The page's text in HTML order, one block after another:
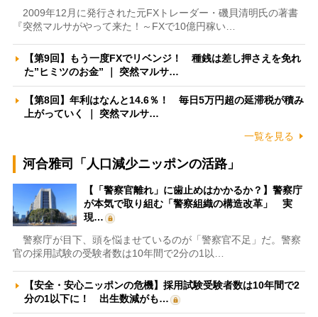
2009年12月に発行された元FXトレーダー・磯貝清明氏の著書
『突然マルサがやって来た！～FXで10億円稼い…
【第9回】もう一度FXでリベンジ！ 種銭は差し押さえを免れ
た”ヒミツのお金” ｜ 突然マルサ…
【第8回】年利はなんと14.6％！ 毎日5万円超の延滞税が積み
上がっていく ｜ 突然マルサ…
一覧を見る
河合雅司「人口減少ニッポンの活路」
【「警察官離れ」に歯止めはかかるか？】警察庁
が本気で取り組む「警察組織の構造改革」 実
現…
警察庁が目下、頭を悩ませているのが「警察官不足」だ。警察
官の採用試験の受験者数は10年間で2分の1以…
【安全・安心ニッポンの危機】採用試験受験者数は10年間で2
分の1以下に！ 出生数減がも…